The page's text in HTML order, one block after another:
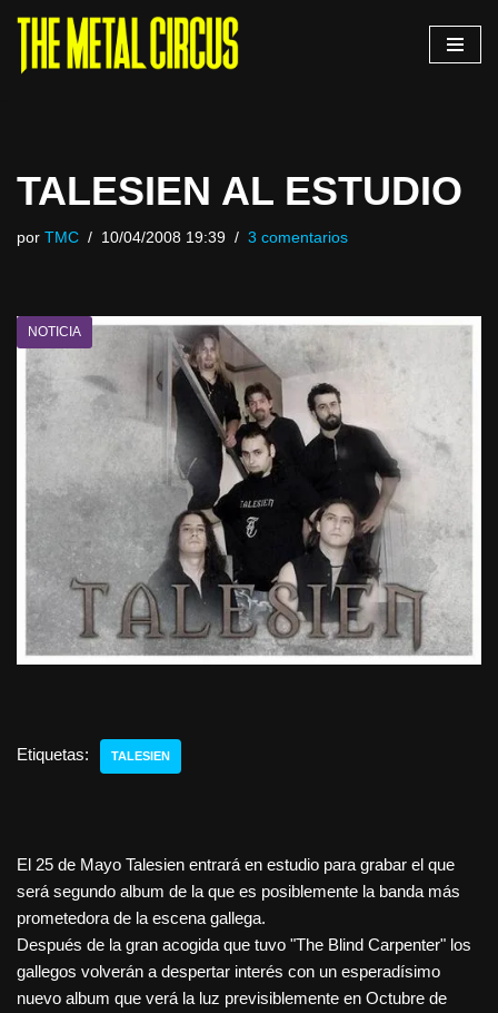
Saltar
TALESIEN AL ESTUDIO
por TMC 10/04/2008 19:39 3 comentarios
NOTICIA
Etiquetas: TALESIEN
El 25 de Mayo Talesien entrará en estudio para grabar el que
será segundo album de la que es posiblemente la banda más
prometedora de la escena gallega.
Después de la gran acogida que tuvo "The Blind Carpenter" los
gallegos volverán a despertar interés con un esperadísimo
nuevo album que verá la luz previsiblemente en Octubre de